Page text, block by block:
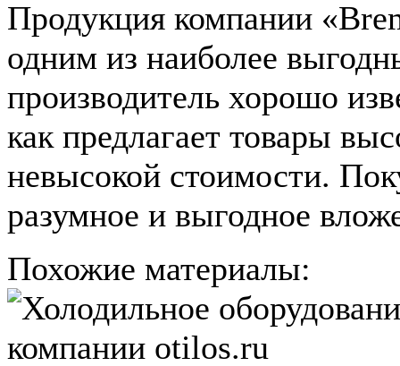
Продукция компании
одним из наиболее
производитель хорошо
как предлагает товары
невысокой стоимости.
разумное и выгодное
Похожие материалы: